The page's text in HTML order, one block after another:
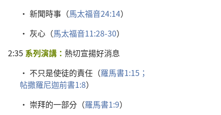
• 新聞時事 （馬太福音24:14）
• 灰心 （馬太福音11:28-30）
2:35 系列演講 ： 熱切宣揚好消息
• 不只是使徒的責任 （羅馬書1:15；
帖撒羅尼迦前書1:8）
• 崇拜的一部分 （羅馬書1:9）